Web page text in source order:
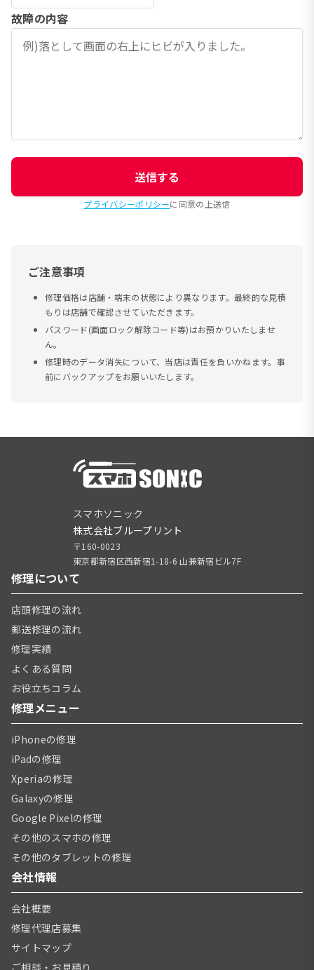
故障の内容
送信する
プライバシーポリシーに同意の上送信
ご注意事項
修理価格は店舗・端末の状態により異なります。最終的な見積
もりは店舗で確認させていただきます。
パスワード(画面ロック解除コード等)はお預かりいたしませ
ん。
修理時のデータ消失について、当店は責任を負いかねます。事
前にバックアップをお願いいたします。
スマホソニック
株式会社ブループリント
〒160-0023
東京都新宿区西新宿1-18-6 山兼新宿ビル7F
修理について
店頭修理の流れ
郵送修理の流れ
修理実績
よくある質問
お役立ちコラム
修理メニュー
iPhoneの修理
iPadの修理
Xperiaの修理
Galaxyの修理
Google Pixelの修理
その他のスマホの修理
その他のタブレットの修理
会社情報
会社概要
修理代理店募集
サイトマップ